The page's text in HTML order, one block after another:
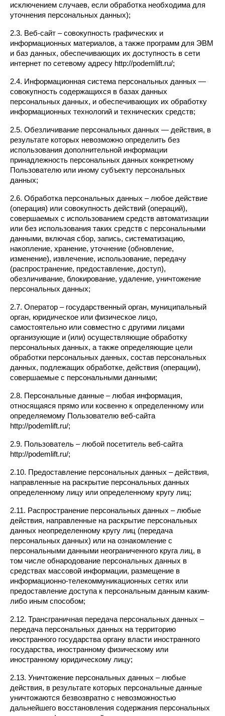
исключением случаев, если обработка необходима для
уточнения персональных данных);
2.3. Веб-сайт – совокупность графических и
информационных материалов, а также программ для ЭВМ
и баз данных, обеспечивающих их доступность в сети
интернет по сетевому адресу http://podemlift.ru/;
2.4. Информационная система персональных данных —
совокупность содержащихся в базах данных
персональных данных, и обеспечивающих их обработку
информационных технологий и технических средств;
2.5. Обезличивание персональных данных — действия, в
результате которых невозможно определить без
использования дополнительной информации
принадлежность персональных данных конкретному
Пользователю или иному субъекту персональных
данных;
2.6. Обработка персональных данных – любое действие
(операция) или совокупность действий (операций),
совершаемых с использованием средств автоматизации
или без использования таких средств с персональными
данными, включая сбор, запись, систематизацию,
накопление, хранение, уточнение (обновление,
изменение), извлечение, использование, передачу
(распространение, предоставление, доступ),
обезличивание, блокирование, удаление, уничтожение
персональных данных;
2.7. Оператор – государственный орган, муниципальный
орган, юридическое или физическое лицо,
самостоятельно или совместно с другими лицами
организующие и (или) осуществляющие обработку
персональных данных, а также определяющие цели
обработки персональных данных, состав персональных
данных, подлежащих обработке, действия (операции),
совершаемые с персональными данными;
2.8. Персональные данные – любая информация,
относящаяся прямо или косвенно к определенному или
определяемому Пользователю веб-сайта
http://podemlift.ru/;
2.9. Пользователь – любой посетитель веб-сайта
http://podemlift.ru/;
2.10. Предоставление персональных данных – действия,
направленные на раскрытие персональных данных
определенному лицу или определенному кругу лиц;
2.11. Распространение персональных данных – любые
действия, направленные на раскрытие персональных
данных неопределенному кругу лиц (передача
персональных данных) или на ознакомление с
персональными данными неограниченного круга лиц, в
том числе обнародование персональных данных в
средствах массовой информации, размещение в
информационно-телекоммуникационных сетях или
предоставление доступа к персональным данным каким-
либо иным способом;
2.12. Трансграничная передача персональных данных –
передача персональных данных на территорию
иностранного государства органу власти иностранного
государства, иностранному физическому или
иностранному юридическому лицу;
2.13. Уничтожение персональных данных – любые
действия, в результате которых персональные данные
уничтожаются безвозвратно с невозможностью
дальнейшего восстановления содержания персональных